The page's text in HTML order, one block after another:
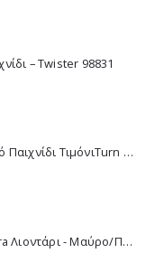
– Twister 98831
Baby Clementoni Βρεφικό Παιχνίδι ΤιμόνιΤurn Αnd Drive Activity Wheel - 1000-17241
Polo Σακίδιο Πλάτης Extra Λιοντάρι - Μαύρο/Πράσινο 901032-8188 2023